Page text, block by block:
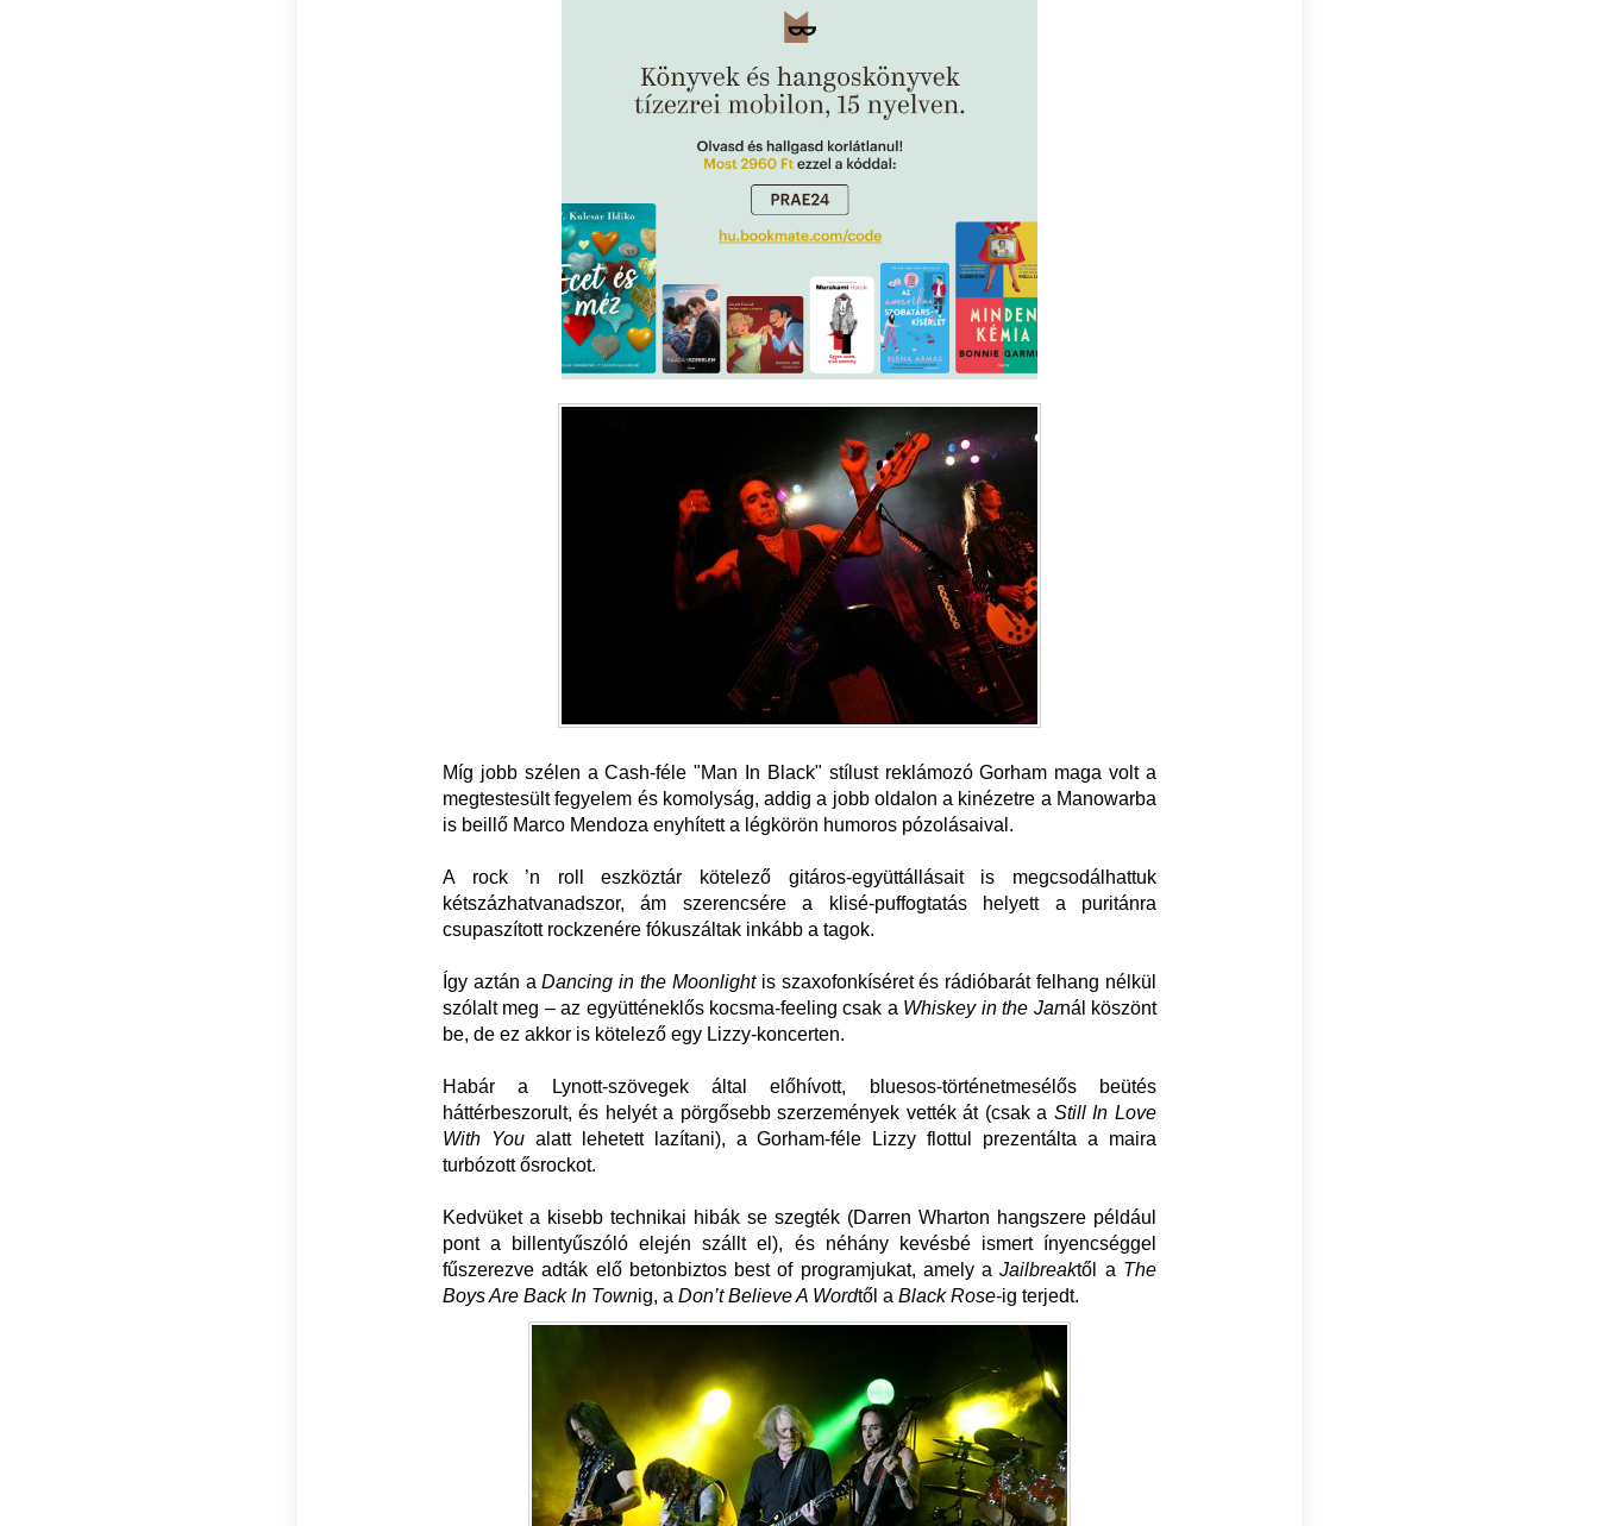
Míg jobb szélen a Cash-féle "Man In Black" stílust reklámozó Gorham maga volt a
megtestesült fegyelem és komolyság, addig a jobb oldalon a kinézetre a Manowarba
is beillő Marco Mendoza enyhített a légkörön humoros pózolásaival.
A rock ’n roll eszköztár kötelező gitáros-együttállásait is megcsodálhattuk
kétszázhatvanadszor, ám szerencsére a klisé-puffogtatás helyett a puritánra
csupaszított rockzenére fókuszáltak inkább a tagok.
Így aztán aDancing in the Moonlightis szaxofonkíséret és rádióbarát felhang nélkül
szólalt meg – az együtténeklős kocsma-feeling csak a Whiskey in the Jarnál köszönt
be, de ez akkor is kötelező egy Lizzy-koncerten.
Habár a Lynott-szövegek által előhívott, bluesos-történetmesélős beütés
háttérbeszorult, és helyét a pörgősebb szerzemények vették át (csak a Still In Love
With Youalatt lehetett lazítani), a Gorham-féle Lizzy flottul prezentálta a maira
turbózott ősrockot.
Kedvüket a kisebb technikai hibák se szegték (Darren Wharton hangszere például
pont a billentyűszóló elején szállt el), és néhány kevésbé ismert ínyencséggel
fűszerezve adták elő betonbiztos best of programjukat, amely aJailbreaktől a The
Boys Are Back In Townig, a Don’t Believe A Wordtől a Black Rose-ig terjedt.